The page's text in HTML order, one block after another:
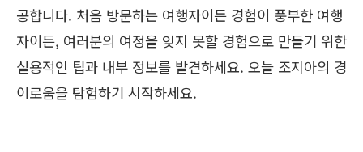
공합니다. 처음 방문하는 여행자이든 경험이 풍부한 여행
자이든, 여러분의 여정을 잊지 못할 경험으로 만들기 위한
실용적인 팁과 내부 정보를 발견하세요. 오늘 조지아의 경
이로움을 탐험하기 시작하세요.